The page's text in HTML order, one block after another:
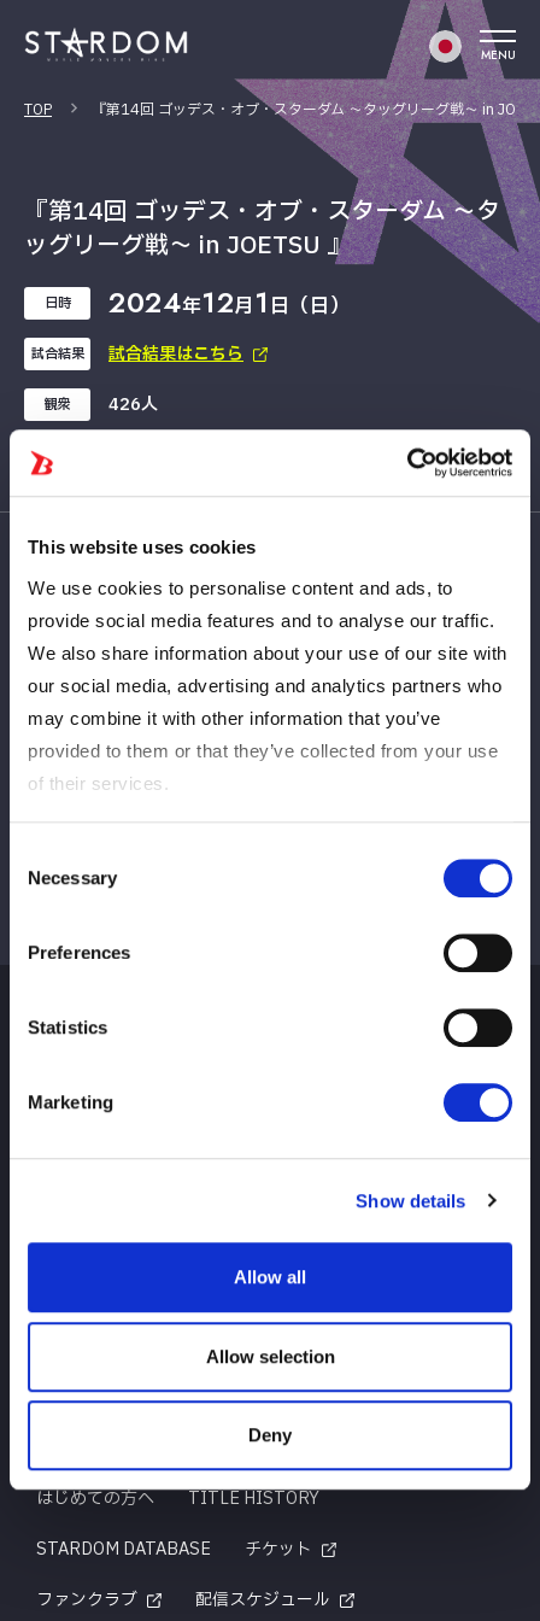
This website uses cookies
We use cookies to personalise content and ads, to
provide social media features and to analyse our traffic.
We also share information about your use of our site with
our social media, advertising and analytics partners who
may combine it with other information that you’ve
provided to them or that they’ve collected from your use
of their services.
Selection
Necessary
Preferences
Statistics
Marketing
Show details
Allow all
Allow selection
Deny
MENU
TOP 『第14回 ゴッデス・オブ・スターダム ～タッグリーグ戦～ in
『第14回 ゴッデス・オブ・スターダム ～タ
ッグリーグ戦～ in JOETSU 』
日時 2024年12月 1 日（日）
試合結果 試合結果はこちら
観衆 426人
PREV NEXT
VIEW ALL
スケジュール 大会結果
はじめての方へ
TITLE HISTORY
STARDOM DATABASE
チケット
ファンクラブ
配信スケジュール